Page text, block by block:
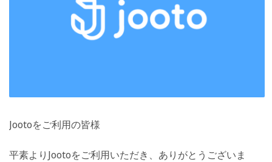
Jootoをご利用の皆様
平素よりJootoをご利用いただき、ありがとうございま